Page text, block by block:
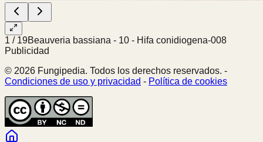
1 / 19Beauveria bassiana - 10 - Hifa conidiogena-008
Publicidad
© 2026 Fungipedia. Todos los derechos reservados. -
Condiciones de uso y privacidad - Política de cookies